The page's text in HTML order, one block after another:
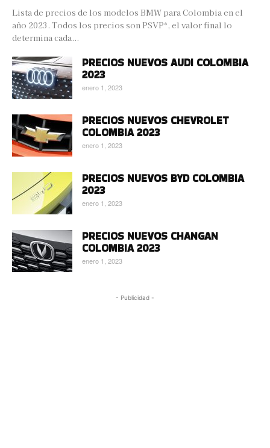
Lista de precios de los modelos BMW para Colombia en el
año 2023. Todos los precios son PSVP*, el valor final lo
determina cada...
PRECIOS NUEVOS AUDI COLOMBIA
2023
enero 1, 2023
PRECIOS NUEVOS CHEVROLET
COLOMBIA 2023
enero 1, 2023
PRECIOS NUEVOS BYD COLOMBIA
2023
enero 1, 2023
PRECIOS NUEVOS CHANGAN
COLOMBIA 2023
enero 1, 2023
- Publicidad -